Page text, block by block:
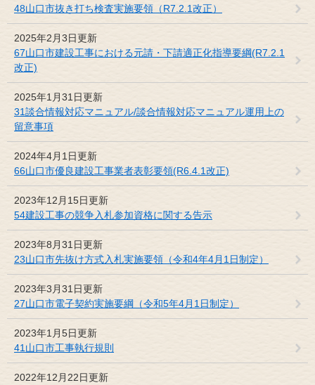
48山口市抜き打ち検査実施要領（R7.2.1改正）
2025年2月3日更新
67山口市建設工事における元請・下請適正化指導要綱(R7.2.1
改正)
2025年1月31日更新
31談合情報対応マニュアル/談合情報対応マニュアル運用上の
留意事項
2024年4月1日更新
66山口市優良建設工事業者表彰要領(R6.4.1改正)
2023年12月15日更新
54建設工事の競争入札参加資格に関する告示
2023年8月31日更新
23山口市先抜け方式入札実施要領（令和4年4月1日制定）
2023年3月31日更新
27山口市電子契約実施要綱（令和5年4月1日制定）
2023年1月5日更新
41山口市工事執行規則
2022年12月22日更新